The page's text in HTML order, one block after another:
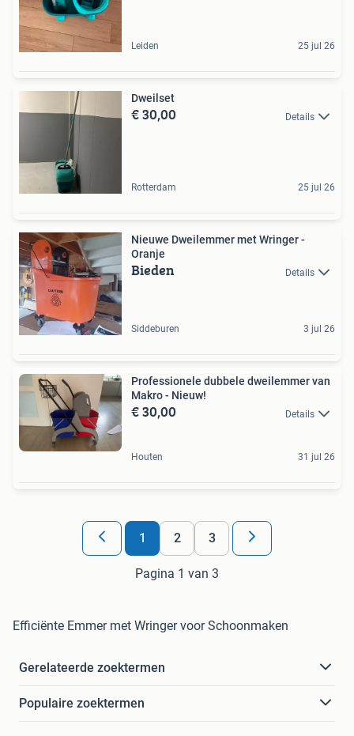
Leiden 25 jul 26
Dweilset
€ 30,00 Details
Rotterdam 25 jul 26
Nieuwe Dweilemmer met Wringer -
Oranje
Bieden Details
Siddeburen 3 jul 26
Professionele dubbele dweilemmer van
Makro - Nieuw!
€ 30,00 Details
Houten 31 jul 26
1 2 3
Pagina 1 van 3
Efficiënte Emmer met Wringer voor Schoonmaken
Gerelateerde zoektermen
Populaire zoektermen